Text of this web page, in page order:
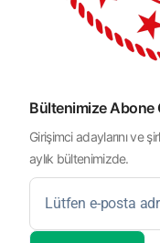
Bültenimize Abone
Girişimci adaylarını ve
aylık bültenimizde.